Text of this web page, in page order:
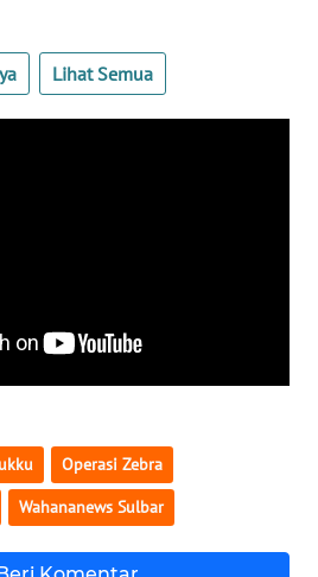
Lihat Semua
Operasi Zebra
Wahananews Sulbar